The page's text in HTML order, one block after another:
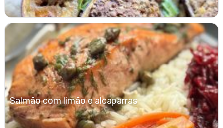
Salmão com limão e alcaparras